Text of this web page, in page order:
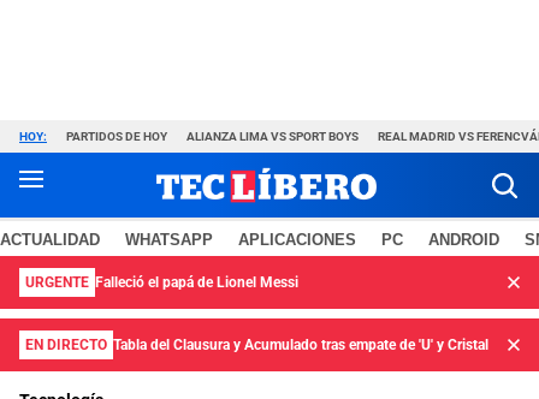
HOY: PARTIDOS DE HOY ALIANZA LIMA VS SPORT BOYS REAL MADRID VS
ACTUALIDAD WHATSAPP APLICACIONES PC ANDROID
URGENTE Falleció el papá de Lionel Messi
EN DIRECTO Tabla del Clausura y Acumulado tras empate de 'U' y Cristal